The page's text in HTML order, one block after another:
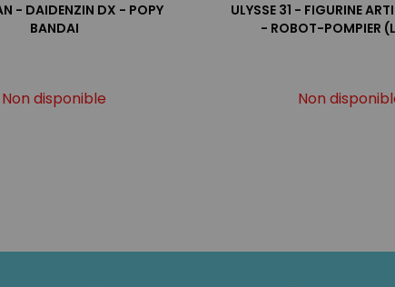
- DAIDENZIN DX - POPY
BANDAI
Non disponible
ULYSSE 31 - FIGURINE
- ROBOT-POMPIER
Non